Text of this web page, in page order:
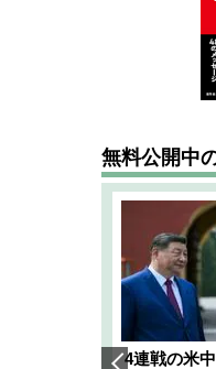
無料公開中
4連戦の米